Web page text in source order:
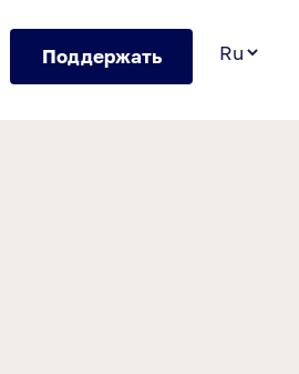
Поддержать